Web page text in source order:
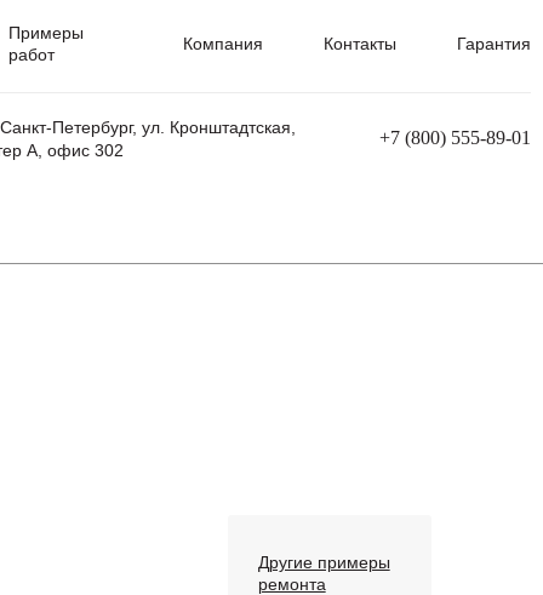
Примеры
работ
Компания Контакты Гарантия
Петербург, ул. Кронштадтская,
А, офис 302
+7 (800) 555-89-01
Другие примеры
ремонта